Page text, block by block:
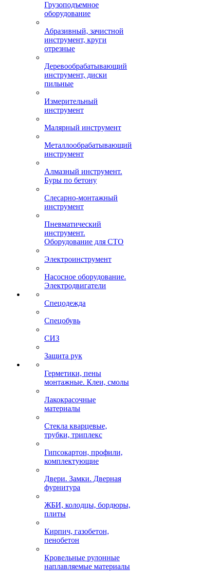
Грузоподъемное
оборудование
Абразивный, зачистной
инструмент, круги
отрезные
Деревообрабатывающий
инструмент, диски
пильные
Измерительный
инструмент
Малярный инструмент
Металлообрабатывающий
инструмент
Алмазный инструмент.
Буры по бетону
Слесарно-монтажный
инструмент
Пневматический
инструмент.
Оборудование для СТО
Электроинструмент
Насосное оборудование.
Электродвигатели
Спецодежда
Спецобувь
СИЗ
Защита рук
Герметики, пены
монтажные. Клеи, смолы
Лакокрасочные
материалы
Стекла кварцевые,
трубки, триплекс
Гипсокартон, профили,
комплектующие
Двери. Замки. Дверная
фурнитура
ЖБИ, колодцы, бордюры,
плиты
Кирпич, газобетон,
пенобетон
Кровельные рулонные
наплавляемые материалы